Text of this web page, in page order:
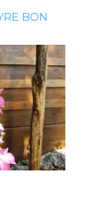
BON